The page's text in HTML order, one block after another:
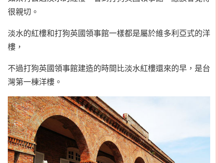
很親切。
淡水的紅樓和打狗英國領事館一樣都是屬於維多利亞式的洋
樓，
不過打狗英國領事館建造的時間比淡水紅樓還來的早，是台
灣第一棟洋樓。